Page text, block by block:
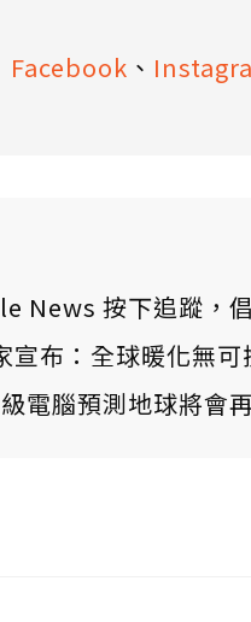
Facebook 、
News 按下追蹤，
宣布：全球暖化無可
電腦預測地球將會